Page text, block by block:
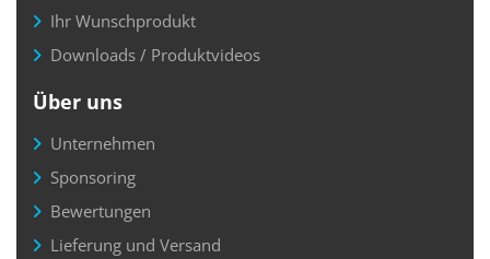
Ihr Wunschprodukt
Downloads / Produktvideos
Über uns
Unternehmen
Sponsoring
Bewertungen
Lieferung und Versand